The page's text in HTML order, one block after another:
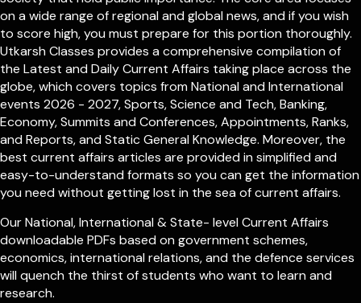
on a wide range of regional and global news, and if you wish
to score high, you must prepare for this portion thoroughly.
Utkarsh Classes provides a comprehensive compilation of
the Latest and Daily Current Affairs taking place across the
globe, which covers topics from National and International
events 2026 - 2027, Sports, Science and Tech, Banking,
Economy, Summits and Conferences, Appointments, Ranks,
and Reports, and Static General Knowledge. Moreover, the
best current affairs articles are provided in simplified and
easy-to-understand formats so you can get the information
you need without getting lost in the sea of current affairs.
OurNational,International &State- level Current Affairs
downloadable PDFs based on government schemes,
economics, international relations, and the defence services
will quench the thirst of students who want to learn and
research.